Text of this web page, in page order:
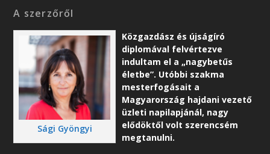
A szerzőről
Sági Gyöngyi
Közgazdász és újságíró
diplomával felvértezve
indultam el a „nagybetűs
életbe”. Utóbbi szakma
mesterfogásait a
Magyarország hajdani vezető
üzleti napilapjánál, nagy
elődöktől volt szerencsém
megtanulni.